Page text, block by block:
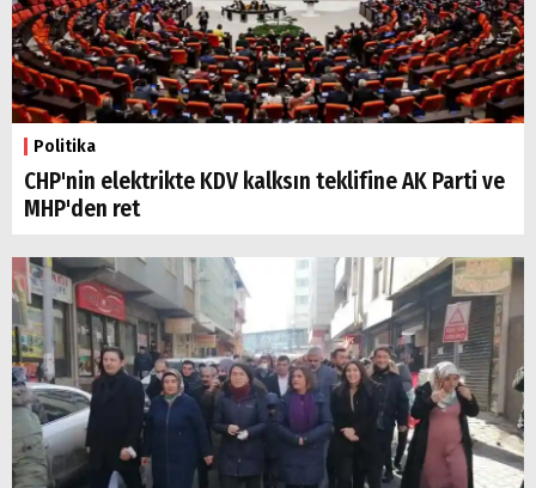
Politika
CHP'nin elektrikte KDV kalksın teklifine AK Parti ve
MHP'den ret